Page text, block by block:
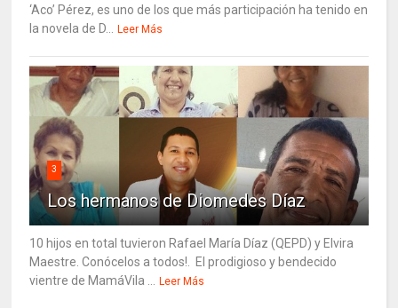
‘Aco’ Pérez, es uno de los que más participación ha tenido en
la novela de D... Leer Más
3
Los hermanos de Diomedes Díaz
10 hijos en total tuvieron Rafael María Díaz (QEPD) y Elvira
Maestre. Conócelos a todos!. El prodigioso y bendecido
vientre de MamáVila ... Leer Más